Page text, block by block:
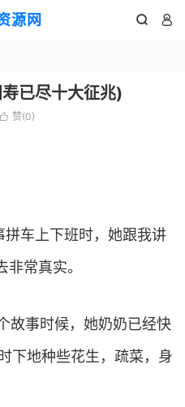
源网  
已尽十大征兆)
赞(0)
车上下班时，她跟我讲
常真实。
故事时候，她奶奶已经快
下地种些花生，疏菜，身